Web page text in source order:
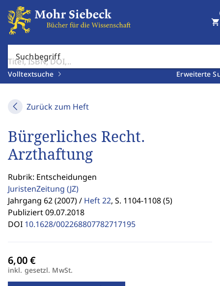
Suchbegriff
Volltextsuche Erweiterte
shopping_cart
Zurück zum Heft
Bürgerliches Recht.
Arzthaftung
Rubrik: Entscheidungen
JuristenZeitung (JZ)
Jahrgang 62 (2007) / Heft 22, S. 1104-1108 (5)
Publiziert 09.07.2018
DOI 10.1628/002268807782717195
inkl. gesetzl. MwSt.